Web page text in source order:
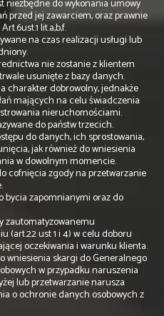
niezbędne do wykonania umowy
przed jej zawarciem, oraz prawnie
lit.a,b,f.
na czas realizacji usługi lub
nie zostanie z klientem
usunięte z bazy danych.
charakter dobrowolny, jednakże
mających na celu świadczenia
nieruchomościami.
do państw trzecich.
do danych, ich sprostowania,
jak również do wniesienia
w dowolnym momencie.
cofnięcia zgody na przetwarzanie
bycia zapomnianymi oraz do
zautomatyzowanemu
(art.22 ust 1 i 4) w celu doboru
oczekiwania i warunku klienta.
wniesienia skargi do Generalnego
w przypadku naruszenia
lub przetwarzanie narusza
o ochronie danych osobowych z